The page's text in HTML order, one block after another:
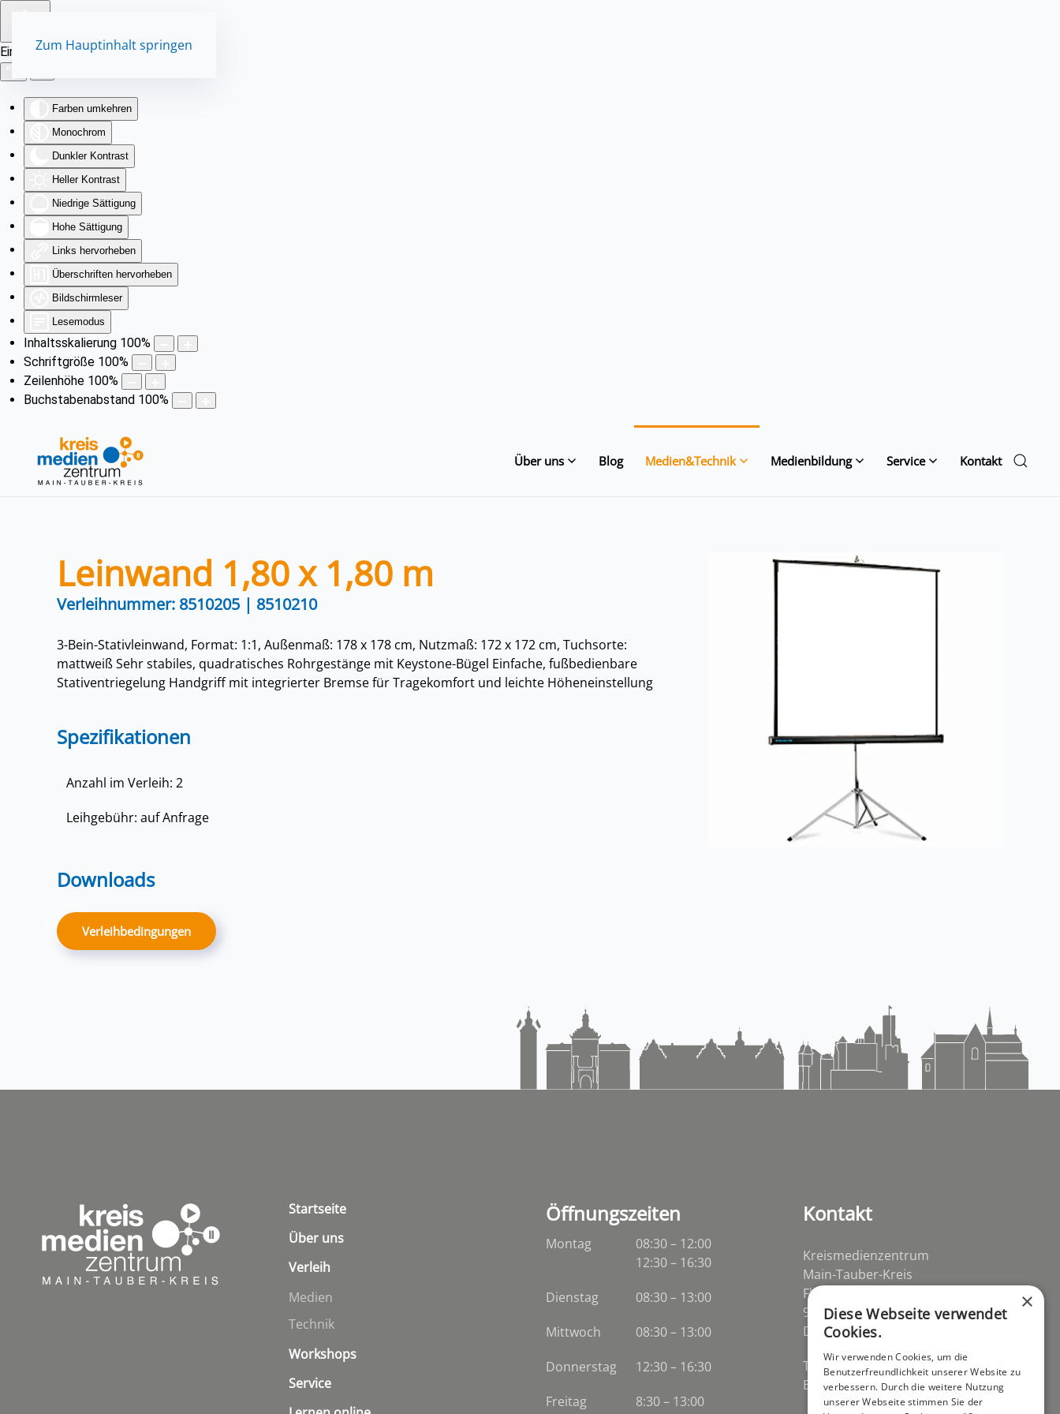
Eingabehilfen öffnen
Farben umkehren
Monochrom
Dunkler Kontrast
Heller Kontrast
Niedrige Sättigung
Hohe Sättigung
Links hervorheben
Überschriften hervorheben
Bildschirmleser
Lesemodus
Inhaltsskalierung 100%
Schriftgröße 100%
Zeilenhöhe 100%
Buchstabenabstand 100%
Zum Hauptinhalt springen
Über uns Blog Medien&Technik Medienbildung Service Kontakt
Leinwand 1,80 x 1,80 m
Verleihnummer: 8510205 | 8510210
3-Bein-Stativleinwand, Format: 1:1, Außenmaß: 178 x 178 cm, Nutzmaß: 172 x 172 cm, Tuchsorte:
mattweiß Sehr stabiles, quadratisches Rohrgestänge mit Keystone-Bügel Einfache, fußbedienbare
Stativentriegelung Handgriff mit integrierter Bremse für Tragekomfort und leichte Höheneinstellung
Spezifikationen
Anzahl im Verleih: 2
Leihgebühr: auf Anfrage
Downloads
Verleihbedingungen
Startseite
Über uns
Verleih
Medien
Technik
Workshops
Service
Öffnungszeiten
Montag
08:30 – 12:00
12:30 – 16:30
Dienstag
08:30– 13:00
Mittwoch
08:30– 13:00
Donnerstag
12:30 – 16:30
Freitag
8:30 – 13:00
Kontakt
Kreismedienzentrum
Main-Tauber-Kreis
Flurstraße 2
97941 Tauberbischofsheim-
Distelhausen
Telefon 09341 84670
E-Mailpost@kmz-tbb.de
×
Diese Webseite verwendet
Cookies.
Wir verwenden Cookies, um die
Benutzerfreundlichkeit unserer Website zu
verbessern. Durch die weitere Nutzung
unserer Webseite stimmen Sie der